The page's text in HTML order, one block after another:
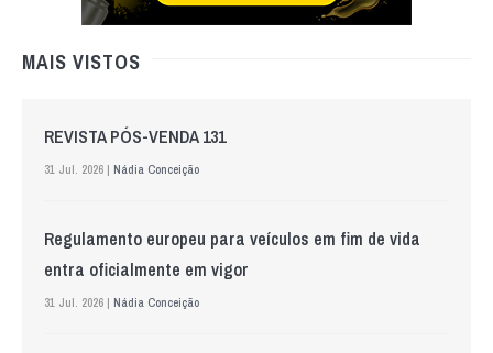
MAIS VISTOS
REVISTA PÓS-VENDA 131
31 Jul. 2026 | Nádia Conceição
Regulamento europeu para veículos em fim de vida
entra oficialmente em vigor
31 Jul. 2026 | Nádia Conceição